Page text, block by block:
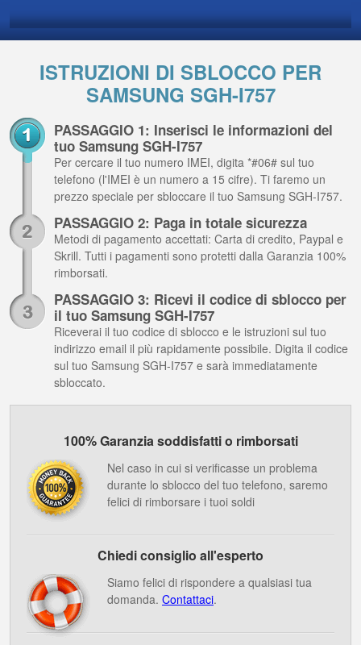
ISTRUZIONI DI SBLOCCO PER
SAMSUNG SGH-I757
PASSAGGIO 1: Inserisci le informazioni del
tuo Samsung SGH-I757
Per cercare il tuo numero IMEI, digita *#06# sul tuo
telefono (l'IMEI è un numero a 15 cifre). Ti faremo un
prezzo speciale per sbloccare il tuo Samsung SGH-I757.
PASSAGGIO 2: Paga in totale sicurezza
Metodi di pagamento accettati: Carta di credito, Paypal e
Skrill. Tutti i pagamenti sono protetti dalla Garanzia 100%
rimborsati.
PASSAGGIO 3: Ricevi il codice di sblocco per
il tuo Samsung SGH-I757
Riceverai il tuo codice di sblocco e le istruzioni sul tuo
indirizzo email il più rapidamente possibile. Digita il codice
sul tuo Samsung SGH-I757 e sarà immediatamente
sbloccato.
100% Garanzia soddisfatti o rimborsati
Nel caso in cui si verificasse un problema
durante lo sblocco del tuo telefono, saremo
felici di rimborsare i tuoi soldi
Chiedi consiglio all'esperto
Siamo felici di rispondere a qualsiasi tua
domanda. Contattaci.